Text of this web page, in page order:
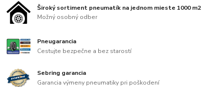
Široký sortiment pneumatík na jednom mieste 1000 m2
Možný osobný odber
Pneugarancia
Cestujte bezpečne a bez starostí
Sebring garancia
Garancia výmeny pneumatiky pri poškodení